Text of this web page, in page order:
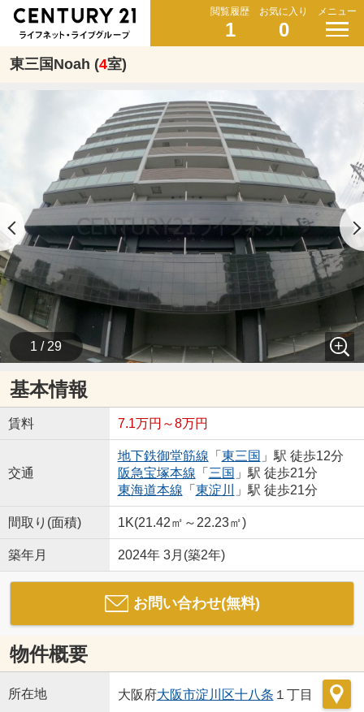
閲覧履歴
1
お気に入り
0
メニュー
東三国Noah (4室)
1 / 29
基本情報
賃料 7.1万円～8万円
交通
地下鉄御堂筋線 「 東三国 」駅 徒歩12分
阪急宝塚本線 「 三国 」駅 徒歩21分
東海道本線 「 東淀川 」駅 徒歩21分
間取り(面積) 1K(21.42㎡～22.23㎡)
築年月 2024年 3月(築2年)
お問い合わせ(無料)
物件概要
所在地 大阪府大阪市淀川区十八条 １丁目